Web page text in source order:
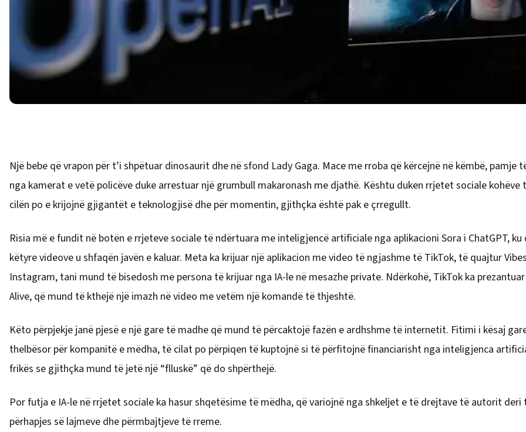
Një bebe që vrapon për t’i shpëtuar dinosaurit dhe në sfond Lady Gaga. Mace me rroba që kërcejnë në këmbë, pamje
nga kamerat e vetë policëve duke arrestuar një grumbull makaronash me djathë. Kështu duken rrjetet sociale
cilën po e krijojnë gjigantët e teknologjisë dhe për momentin, gjithçka është pak e çrregullt.
Risia më e fundit në botën e rrjeteve sociale të ndërtuara me inteligjencë artificiale nga aplikacioni Sora i ChatGPT, ku
këtyre videove u shfaqën javën e kaluar. Meta ka krijuar një aplikacion me video të ngjashme të TikTok, të quajtur
Instagram, tani mund të bisedosh me persona të krijuar nga IA-le në mesazhe private. Ndërkohë, TikTok ka
Alive, që mund të kthejë një imazh në video me vetëm një komandë të thjeshtë.
Këto përpjekje janë pjesë e një gare të madhe që mund të përcaktojë fazën e ardhshme të internetit. Fitimi i kësaj
thelbësor për kompanitë e mëdha, të cilat po përpiqen të kuptojnë si të përfitojnë financiarisht nga inteligjenca
frikës se gjithçka mund të jetë një “flluskë” që do shpërthejë.
Por futja e IA-le në rrjetet sociale ka hasur shqetësime të mëdha, që variojnë nga shkeljet e të drejtave të autorit deri
përhapjes së lajmeve dhe përmbajtjeve të rreme.